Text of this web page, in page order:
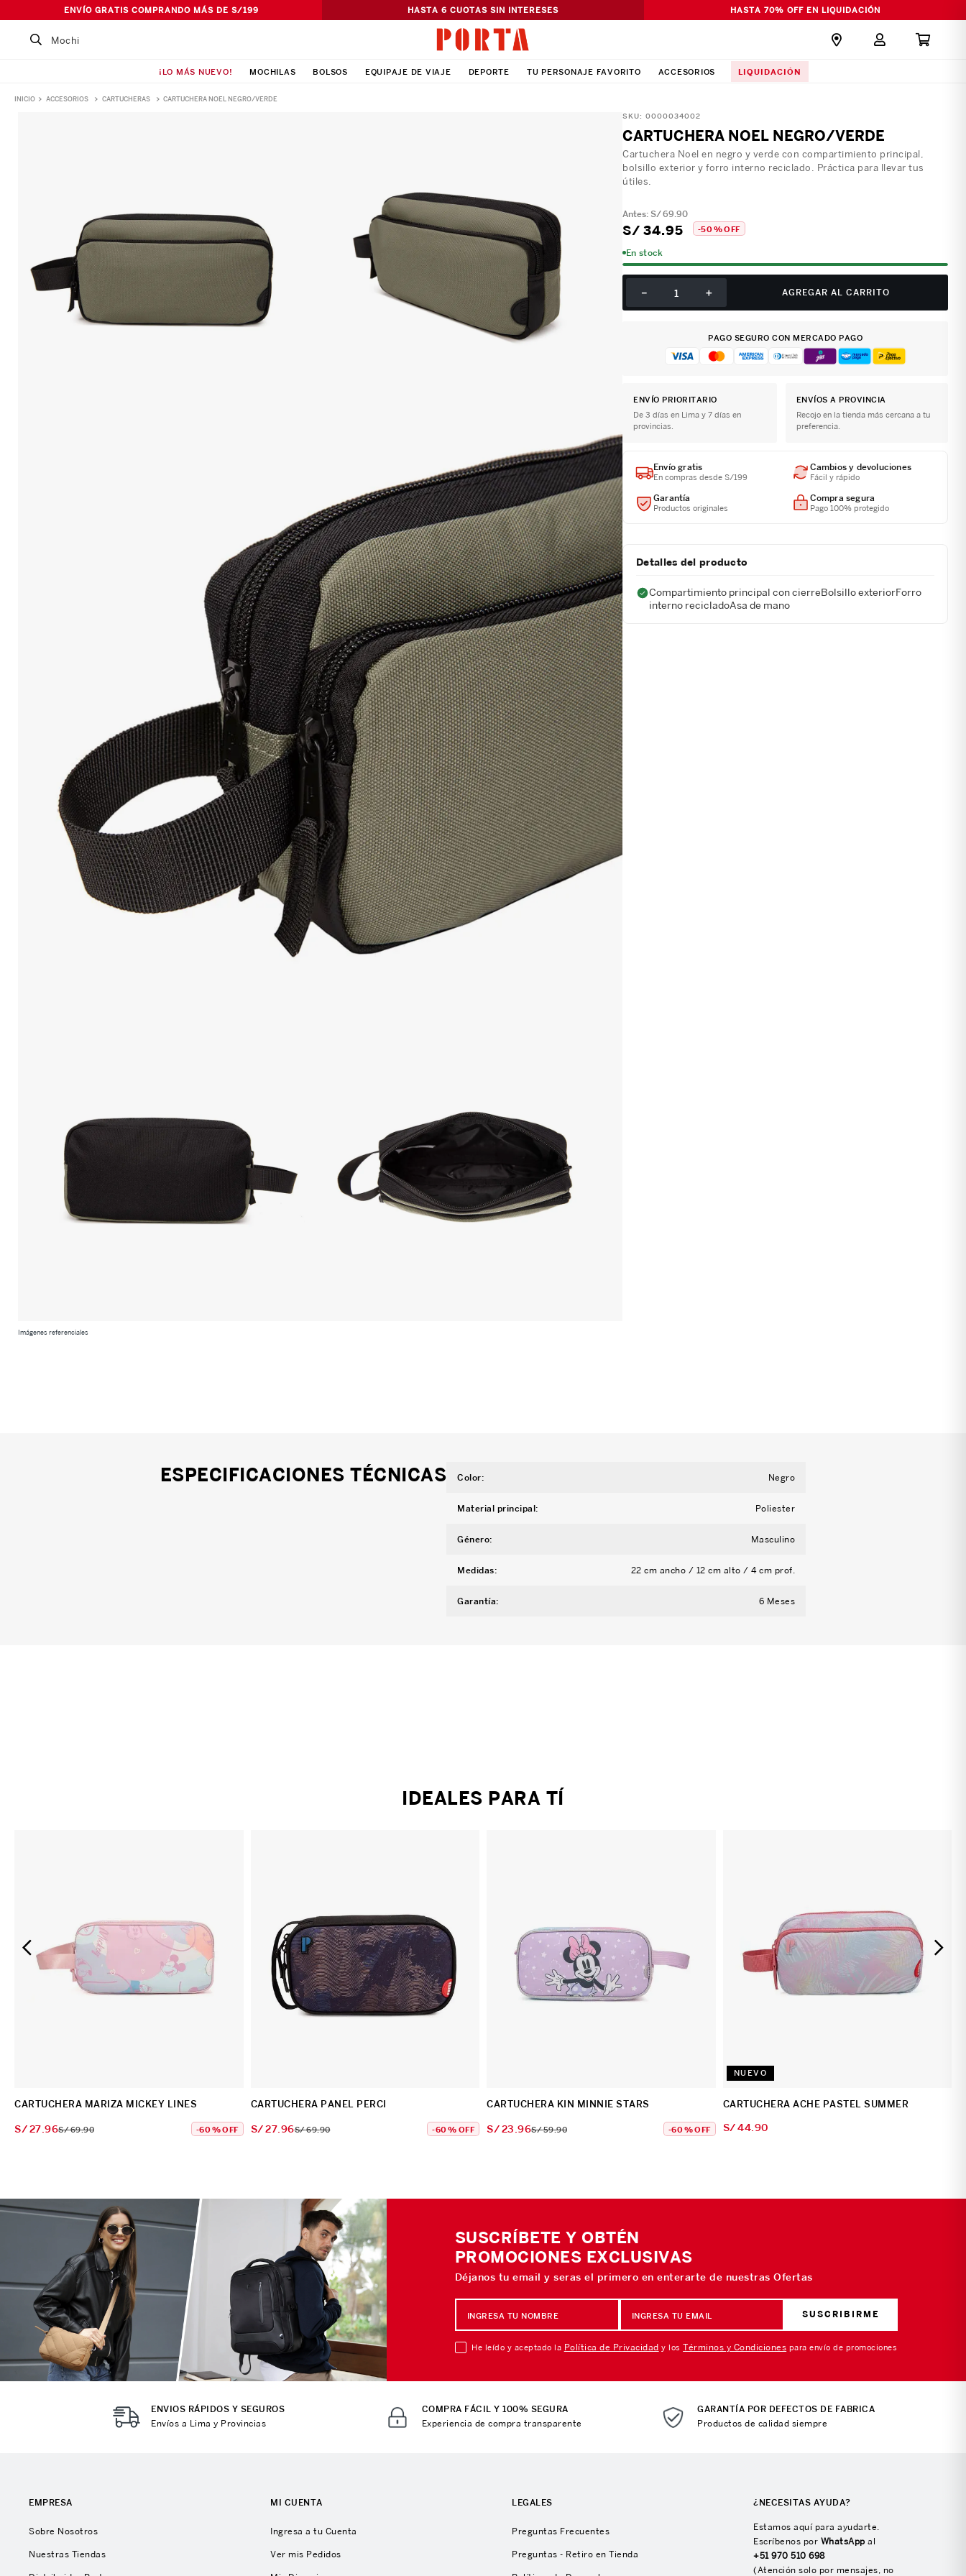
ENVÍO GRATIS COMPRANDO MÁS DE S/199 HASTA 6 CUOTAS SIN INTERESES HASTA 70% OFF EN LIQUIDACIÓN
Buscar un producto...
¡LO MÁS NUEVO! MOCHILAS BOLSOS EQUIPAJE DE VIAJE DEPORTE TU PERSONAJE FAVORITO ACCESORIOS LIQUIDACIÓN
ACCESORIOS CARTUCHERAS CARTUCHERA NOEL NEGRO/VERDE
Imágenes referenciales
SKU:0000034002
CARTUCHERA NOEL NEGRO/VERDE
Cartuchera Noel en negro y verde con compartimiento principal,
bolsillo exterior y forro interno reciclado. Práctica para llevar tus
útiles.
S/69.90
S/ 34.95 -50 %OFF
En stock
＋
－ AGREGAR AL CARRITO
PAGO SEGURO CON MERCADO PAGO
ENVÍO PRIORITARIO
De 3 días en Lima y 7 días en
provincias.
ENVÍOS A PROVINCIA
Recojo en la tienda más cercana a tu
preferencia.
Envío gratis
En compras desde S/199
Cambios y devoluciones
Fácil y rápido
Garantía
Productos originales
Compra segura
Pago 100% protegido
Detalles del producto
Compartimiento principal con cierreBolsillo exteriorForro
interno recicladoAsa de mano
ESPECIFICACIONES TÉCNICAS Color: Negro
Material principal: Poliester
Género: Masculino
Medidas: 22 cm ancho / 12 cm alto / 4 cm prof.
Garantía: 6 Meses
IDEALES PARA TÍ
CARTUCHERA MARIZA MICKEY LINES
S/27 96S/69.90 -60 %OFF
CARTUCHERA PANEL PERCI
S/27 96S/69.90 -60 % OFF
CARTUCHERA KIN MINNIE STARS
S/23 96S/59.90 -60 %OFF
NUEVO
CARTUCHERA ACHE PASTEL SUMMER
S/44 90
SUSCRÍBETE Y OBTÉN
PROMOCIONES EXCLUSIVAS
Déjanos tu email y seras el primero en enterarte de nuestras Ofertas
SUSCRIBIRME
He leído y aceptado la Política de Privacidad y losTérminos y Condiciones para envío de promociones
ENVIOS RÁPIDOS Y SEGUROS
Envíos a Lima y Provincias
COMPRA FÁCIL Y 100% SEGURA
Experiencia de compra transparente
GARANTÍA POR DEFECTOS DE FABRICA
Productos de calidad siempre
EMPRESA
Sobre Nosotros
Nuestras Tiendas
MI CUENTA
Ingresa a tu Cuenta
Ver mis Pedidos
LEGALES
Preguntas Frecuentes
Preguntas - Retiro en Tienda
¿NECESITAS AYUDA?
Estamos aquí para ayudarte.
Escríbenos por WhatsApp al
+51 970 510 698
(Atención solo por mensajes, no
Ismalia
7. Maleta
8. Canguro
Loncheras